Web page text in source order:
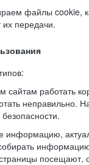
файлы cookie,
их передачи.
работать
неправильно.
информацию,
посещают,